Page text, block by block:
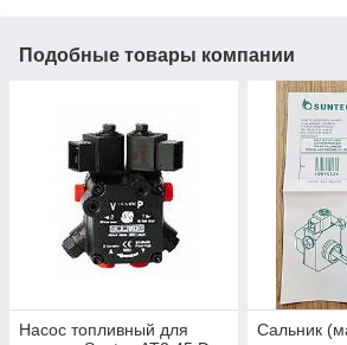
Подобные товары компании
Насос топливный для
Сальник